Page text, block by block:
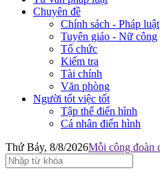
Chuyên đề
Chính sách - Pháp luật
Tuyên giáo - Nữ công
Tổ chức
Kiểm tra
Tài chính
Văn phòng
Người tốt việc tốt
Tập thể điển hình
Cá nhân điển hình
Thứ Bảy, 8/8/2026Mỗi công đoàn